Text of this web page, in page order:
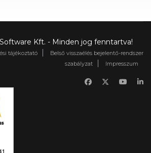
Kft. - Minden jog fenntartva!
tájékoztató
Belső visszaélés bejelentő-rendszer
szabályzat
Impresszum